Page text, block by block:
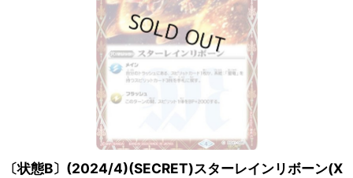
〔状態B〕(2024/4)(SECRET)スターレインリボーン(X